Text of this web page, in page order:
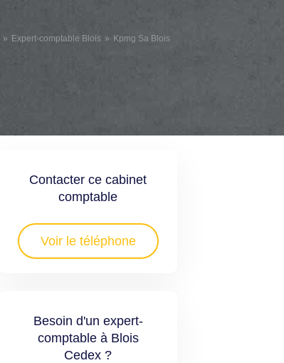
Expert-comptable Blois Kpmg Sa Blois
Contacter ce cabinet
comptable
Voir le téléphone
Besoin d'un expert-
comptable à Blois
Cedex ?